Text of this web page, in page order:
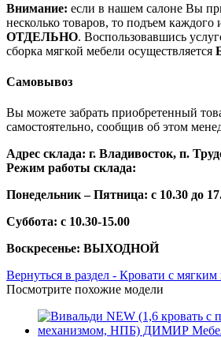
Внимание: если в нашем салоне Вы
несколько товаров, то подъем каждого
ОТДЕЛЬНО. Воспользовавшись
сборка мягкой мебели осуществляется
Самовывоз
Вы можете забрать приобретенный
самостоятельно, сообщив об этом
Адрес склада: г. Владивосток, п.
Режим работы склада:
Понедельник – Пятница: с 10.30 до
Суббота: с 10.30-15.00
Воскресенье: ВЫХОДНОЙ
Вернуться в раздел - Кровати с мягким
Посмотрите похожие модели